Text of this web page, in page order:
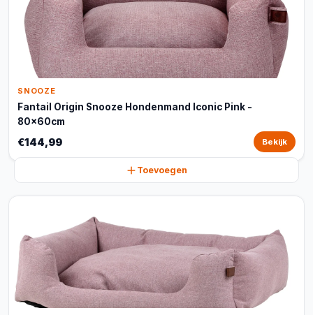
SNOOZE
Fantail Origin Snooze Hondenmand Iconic Pink -
80x60cm
€144,99 Bekijk
Toevoegen